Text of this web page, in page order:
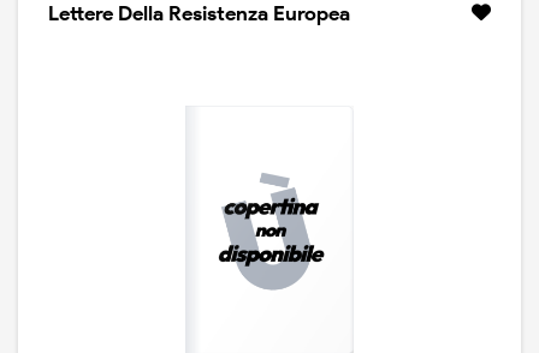
Lettere Della Resistenza Europea